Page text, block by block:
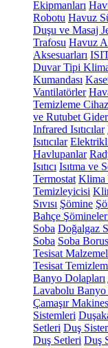
Ekipmanları
Robotu Havuz
Duşu ve Masaj
Trafosu Havuz
Aksesuarları
Duvar Tipi
Kumandası
Vantilatörler
Temizleme
ve Rutubet
Infrared Isıtıcılar
Isıtıcılar
Havlupanlar
Isıtıcı Isıtma ve
Termostat Klima
Temizleyicisi
Sıvısı Şömine
Bahçe
Soba Doğalgaz
Soba Soba
Tesisat
Tesisat
Banyo Dolapları
Lavabolu Banyo
Çamaşır
Sistemleri
Setleri Duş
Duş Setleri Duş